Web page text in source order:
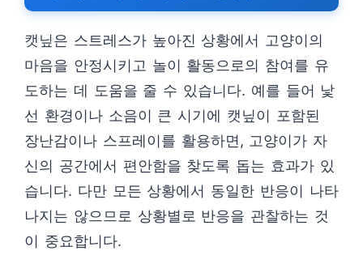
캣닢은 스트레스가 높아진 상황에서 고양이의
마음을 안정시키고 놀이 활동으로의 참여를 유
도하는 데 도움을 줄 수 있습니다. 예를 들어 낯
선 환경이나 소음이 큰 시기에 캣닢이 포함된
장난감이나 스프레이를 활용하면, 고양이가 자
신의 공간에서 편안함을 찾도록 돕는 효과가 있
습니다. 다만 모든 상황에서 동일한 반응이 나타
나지는 않으므로 상황별로 반응을 관찰하는 것
이 중요합니다.